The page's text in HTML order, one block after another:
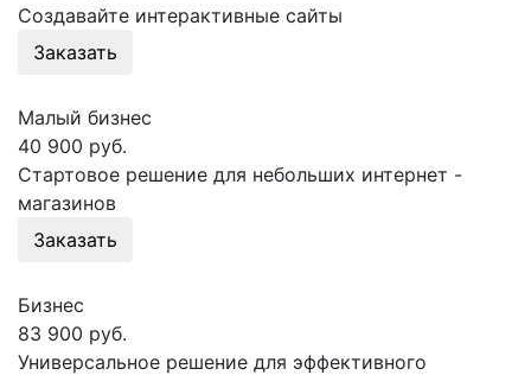
Создавайте интерактивные сайты
Заказать
Малый бизнес
40 900 руб.
Стартовое решение для небольших интернет -
магазинов
Заказать
Бизнес
83 900 руб.
Универсальное решение для эффективного